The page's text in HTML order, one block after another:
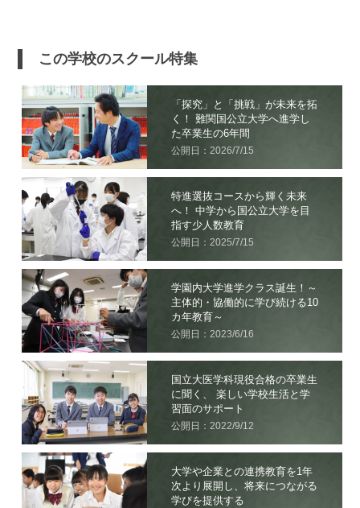
この学校のスクール特集
「探究」と「挑戦」が未来を拓
く！ 難関国公立大学へ進学し
た卒業生の6年間
公開日：2026/7/15
特進選抜コースから輝く未来
へ！ 中学から国公立大学を目
指す少人数教育
公開日：2025/7/15
学園内大学進学クラス誕生！～
主体的・協働的に学び続ける10
カ年教育～
公開日：2023/6/16
国立大医学科現役合格の卒業生
に聞く、 楽しい学校生活と学
習面のサポート
公開日：2022/9/12
大学や企業との連携教育を1年
次より展開し、将来につながる
学びを提供する